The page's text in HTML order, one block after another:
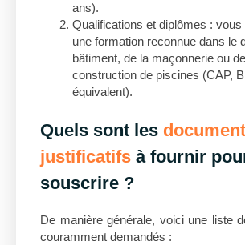
ans).
Qualifications et diplômes :
une formation reconnue dans le
bâtiment, de la maçonnerie ou
construction de piscines (CAP,
équivalent).
Quels sont les
justificatifs à fournir
souscrire ?
De manière générale, voici une liste
couramment demandés :